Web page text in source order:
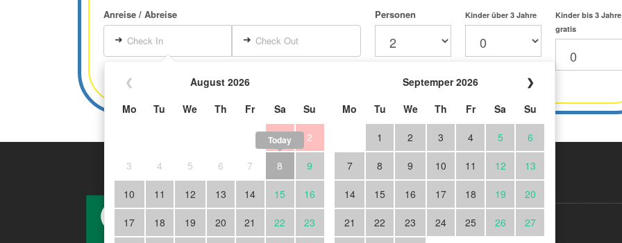
Anreise / Abreise
➜ Check In
❮
August 2026
Mo
Tu We Th Fr Sa Su
1 2
3 4 5 6 7 8
Today
9
10 11 12 13 14 15 16
17 18 19 20 21 22 23
Septemper 2026
❯
Mo
Tu We Th Fr Sa Su
1 2 3 4 5 6
7 8 9 10 11 12 13
14 15 16 17 18 19 20
21 22 23 24 25 26 27
➜ Check Out
Personen Kinder über 3 Jahre
Kinder bis 3 Jahre
gratis
Abonnieren Sie unseren
Newsletter
Melden Sie sich heute kostenlos
Impressum
Datenschutz